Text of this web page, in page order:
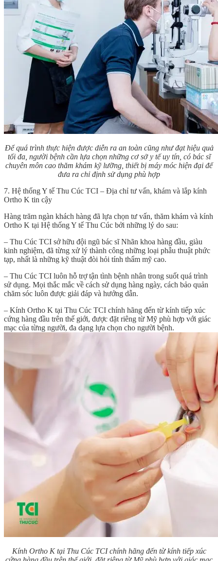
Để quá trình thực hiện được diễn ra an toàn cũng như đạt hiệu quả
tối đa, người bệnh cần lựa chọn những cơ sở y tế uy tín, có bác sĩ
chuyên môn cao thăm khám kỹ lưỡng, thiết bị máy móc hiện đại để
đưa ra chỉ định sử dụng phù hợp
7. Hệ thống Y tế Thu Cúc TCI – Địa chỉ tư vấn, khám và lắp kính
Ortho K tin cậy
Hàng trăm ngàn khách hàng đã lựa chọn tư vấn, thăm khám và kính
Ortho K tại Hệ thống Y tế Thu Cúc bởi những lý do sau:
– Thu Cúc TCI sở hữu đội ngũ bác sĩ Nhãn khoa hàng đầu, giàu
kinh nghiệm, đã từng xử lý thành công những loại phẫu thuật phức
tạp, nhất là những kỹ thuật đòi hỏi tính thẩm mỹ cao.
– Thu Cúc TCI luôn hỗ trợ tận tình bệnh nhân trong suốt quá trình
sử dụng. Mọi thắc mắc về cách sử dụng hàng ngày, cách bảo quản
chăm sóc luôn được giải đáp và hướng dẫn.
– Kính Ortho K tại Thu Cúc TCI chính hãng đến từ kính tiếp xúc
cứng hàng đầu trên thế giới, được đặt riêng từ Mỹ phù hợp với giác
mạc của từng người, đa dạng lựa chọn cho người bệnh.
Kính Ortho K tại Thu Cúc TCI chính hãng đến từ kính tiếp xúc